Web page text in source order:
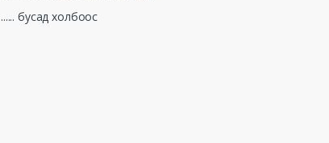
...... бусад холбоос